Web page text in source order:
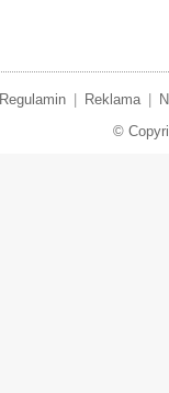
Regulamin Reklama
©